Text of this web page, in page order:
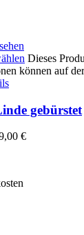
Dieses
können auf
gebürstet
€